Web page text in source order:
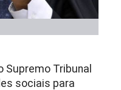
Supremo Tribunal
sociais para